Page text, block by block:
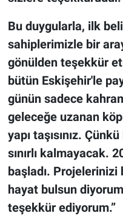
​Bu duygularla, ilk
sahiplerimizle bir
gönülden teşekkür
bütün Eskişehir'le
günün sadece
geleceğe uzanan
yapı taşısınız.
sınırlı kalmayacak.
başladı.
hayat bulsun
teşekkür ediyorum.”